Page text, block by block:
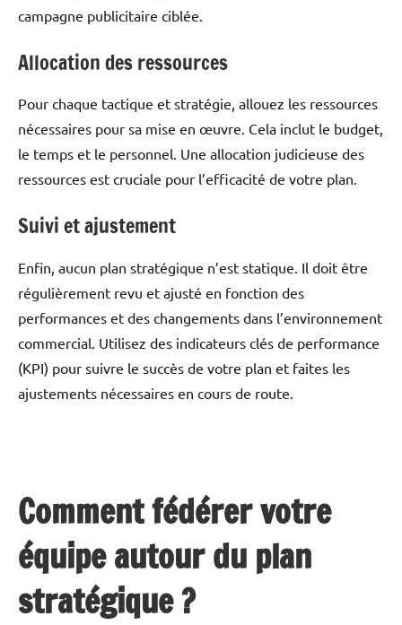
campagne publicitaire ciblée.
Allocation des ressources
Pour chaque tactique et stratégie, allouez les ressources
nécessaires pour sa mise en œuvre. Cela inclut le budget,
le temps et le personnel. Une allocation judicieuse des
ressources est cruciale pour l’efficacité de votre plan.
Suivi et ajustement
Enfin, aucun plan stratégique n’est statique. Il doit être
régulièrement revu et ajusté en fonction des
performances et des changements dans l’environnement
commercial. Utilisez des indicateurs clés de performance
(KPI) pour suivre le succès de votre plan et faites les
ajustements nécessaires en cours de route.
Comment fédérer votre
équipe autour du plan
stratégique ?